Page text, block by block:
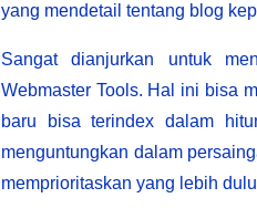
yang mendetail tentang blog
Sangat dianjurkan untuk
Webmaster Tools. Hal ini bisa
baru bisa terindex dalam
menguntungkan dalam
memprioritaskan yang lebih